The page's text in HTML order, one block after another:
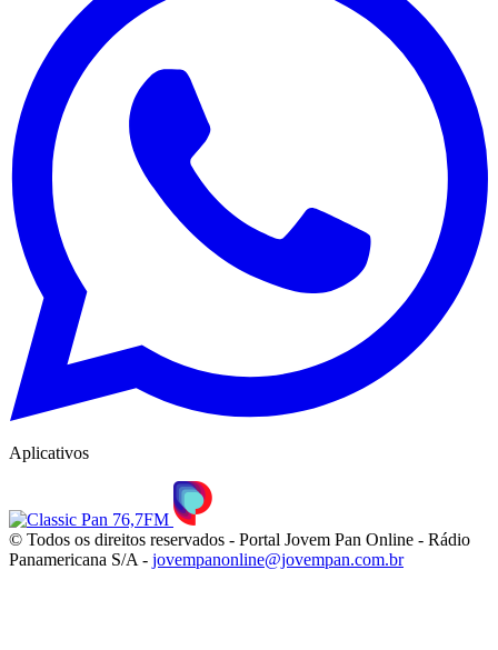
Aplicativos
© Todos os direitos reservados - Portal Jovem Pan Online - Rádio
Panamericana S/A - jovempanonline@jovempan.com.br